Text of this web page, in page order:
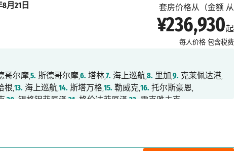
套房价格从（金额 从
¥236,930起
每人价格 包含税费
8月21日
哥尔摩,5. 斯德哥尔摩,6. 塔林,7. 海上巡航,8. 里加,9. 克莱佩达港,
根,13. 海上巡航,14. 斯塔万格,15. 勒威克,16. 托尔斯豪恩,
,20. 锡格铝菲厄泽,21. 格伦达菲厄泽,22. 雷克雅未克,
尼奥,